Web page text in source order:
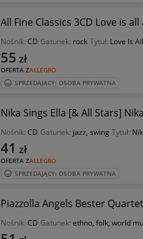
All Fine Classics 3CD Love is
Nośnik: CD Gatunek: rock Tytuł: Love Is
OFERTA ZALLEGRO
55 zł
SPRZEDAJĄCY: OSOBA PRYWATNA
Nika Sings Ella [& All Stars]
Nośnik: CD Gatunek: jazz, swing Tytuł:
OFERTA ZALLEGRO
41 zł
SPRZEDAJĄCY: OSOBA PRYWATNA
Piazzolla Angels Bester
Nośnik: CD Gatunek: ethno, folk, world